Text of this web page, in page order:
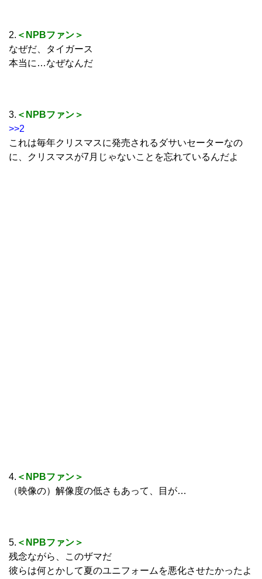
2. ＜NPBファン＞
なぜだ、タイガース
本当に…なぜなんだ
3. ＜NPBファン＞
>>2
これは毎年クリスマスに発売されるダサいセーターなの
に、クリスマスが7月じゃないことを忘れているんだよ
4. ＜NPBファン＞
（映像の）解像度の低さもあって、目が…
5. ＜NPBファン＞
残念ながら、このザマだ
彼らは何とかして夏のユニフォームを悪化させたかったよ